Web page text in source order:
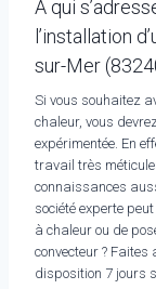
A qui
l’installation
sur-Mer
Si vous souhaitez
chaleur, vous
expérimentée. En
travail très
connaissances
société experte
à chaleur ou de
convecteur ?
disposition 7 jours